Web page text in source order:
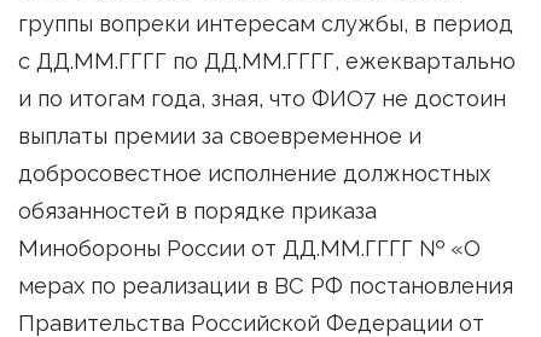
группы вопреки интересам службы, в период
с ДД.ММ.ГГГГ по ДД.ММ.ГГГГ, ежеквартально
и по итогам года, зная, что ФИО7 не достоин
выплаты премии за своевременное и
добросовестное исполнение должностных
обязанностей в порядке приказа
Минобороны России от ДД.ММ.ГГГГ № «О
мерах по реализации в ВС РФ постановления
Правительства Российской Федерации от